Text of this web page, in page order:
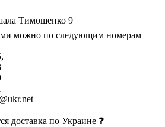
Тимошенко 9
можно по следующим номерам
735-79-39
доставка по Украине ❓